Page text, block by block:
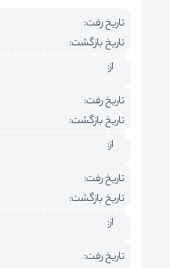
تاریخ رفت:
تاریخ بازگشت:
از:
تاریخ رفت:
تاریخ بازگشت:
از:
تاریخ رفت:
تاریخ بازگشت:
از:
تاریخ رفت: